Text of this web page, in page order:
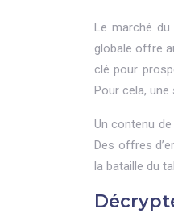
Le marché
globale offre
clé pour
Pour cela, une
Un contenu
Des offres
la bataille du